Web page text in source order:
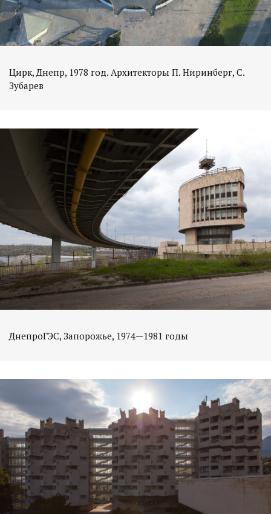
Цирк, Днепр, 1978 год. Архитекторы П. Ниринберг, С.
Зубарев